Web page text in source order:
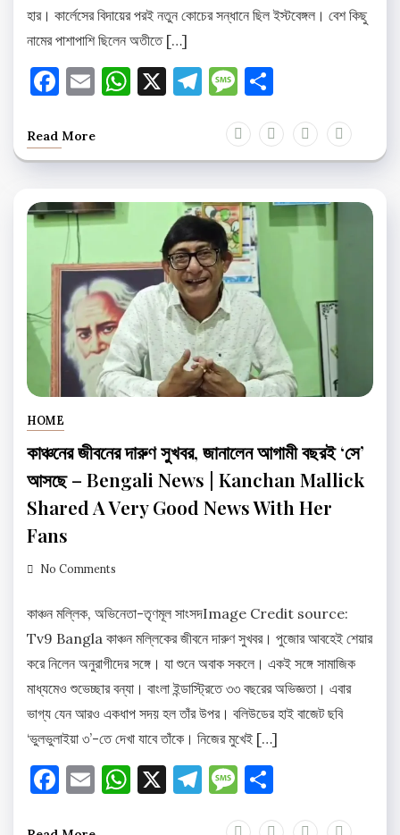
হার। কার্লেসের বিদায়ের পরই নতুন কোচের সন্ধানে ছিল ইস্টবেঙ্গল। বেশ কিছু
নামের পাশাপাশি ছিলেন অতীতে […]
Facebook
EmailWhatsApp
X Telegram
Message
Read More
HOME
কাঞ্চনের জীবনের দারুণ সুখবর, জানালেন আগামী বছরই ‘সে’
আসছে – Bengali News | Kanchan Mallick
Shared A Very Good News With Her
Fans
No Comments
কাঞ্চন মল্লিক, অভিনেতা-তৃণমূল সাংসদImage Credit source:
Tv9 Bangla কাঞ্চন মল্লিকের জীবনে দারুণ সুখবর। পুজোর আবহেই শেয়ার
করে নিলেন অনুরাগীদের সঙ্গে। যা শুনে অবাক সকলে। একই সঙ্গে সামাজিক
মাধ্যমেও শুভেচ্ছার বন্যা। বাংলা ইন্ডাস্ট্রিতে ৩৩ বছরের অভিজ্ঞতা। এবার
ভাগ্য যেন আরও একধাপ সদয় হল তাঁর উপর। বলিউডের হাই বাজেট ছবি
‘ভুলভুলাইয়া ৩’-তে দেখা যাবে তাঁকে। নিজের মুখেই […]
Facebook
EmailWhatsApp
X Telegram
Message